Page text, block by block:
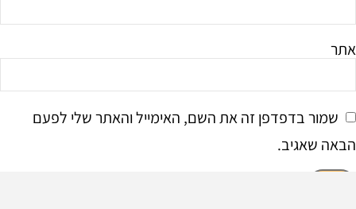
אתר
שמור בדפדפן זה את השם, האימייל והאתר שלי לפעם
הבאה שאגיב.